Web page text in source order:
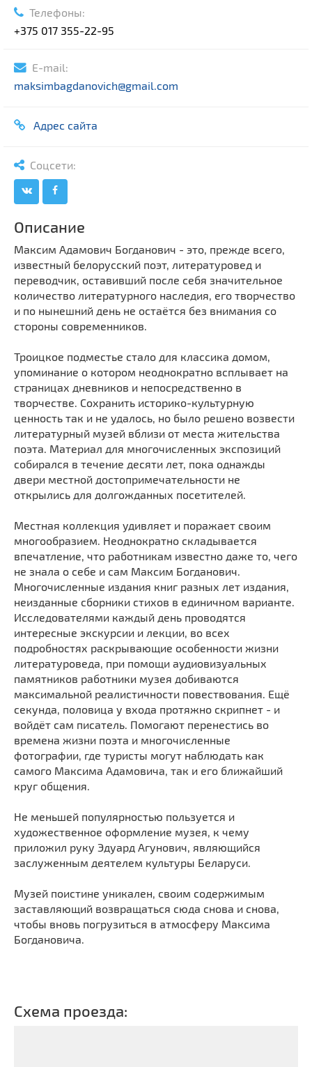
Памятники геодезии
Памятники природы
Костелы
Синагоги
Часовни
Кирхи
Кладбище
Культурные центры
Театры
Галереи
Концертные залы
Выберите область
Выберите населенный пункт
Телефоны:
+375 017 355-22-95
E-mail:
maksimbagdanovich@gmail.com
Адрес сайта
Соцсети:
Описание
Максим Адамович Богданович - это, прежде всего,
известный белорусский поэт, литературовед и
переводчик, оставивший после себя значительное
количество литературного наследия, его творчество
и по нынешний день не остаётся без внимания со
стороны современников.
Троицкое подместье стало для классика домом,
упоминание о котором неоднократно всплывает на
страницах дневников и непосредственно в
творчестве. Сохранить историко-культурную
ценность так и не удалось, но было решено возвести
литературный музей вблизи от места жительства
поэта. Материал для многочисленных экспозиций
собирался в течение десяти лет, пока однажды
двери местной достопримечательности не
открылись для долгожданных посетителей.
Местная коллекция удивляет и поражает своим
многообразием. Неоднократно складывается
впечатление, что работникам известно даже то, чего
не знала о себе и сам Максим Богданович.
Многочисленные издания книг разных лет издания,
неизданные сборники стихов в единичном варианте.
Исследователями каждый день проводятся
интересные экскурсии и лекции, во всех
подробностях раскрывающие особенности жизни
литературоведа, при помощи аудиовизуальных
памятников работники музея добиваются
максимальной реалистичности повествования. Ещё
секунда, половица у входа протяжно скрипнет - и
войдёт сам писатель. Помогают перенестись во
времена жизни поэта и многочисленные
фотографии, где туристы могут наблюдать как
самого Максима Адамовича, так и его ближайший
круг общения.
Не меньшей популярностью пользуется и
художественное оформление музея, к чему
приложил руку Эдуард Агунович, являющийся
заслуженным деятелем культуры Беларуси.
Музей поистине уникален, своим содержимым
заставляющий возвращаться сюда снова и снова,
чтобы вновь погрузиться в атмосферу Максима
Богдановича.
Схема проезда: